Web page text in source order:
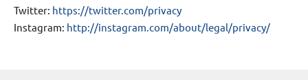
Twitter: https://twitter.com/privacy
Instagram: http://instagram.com/about/legal/privacy/